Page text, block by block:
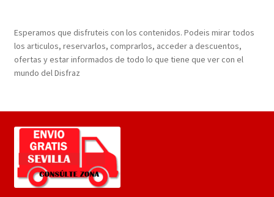
Esperamos que disfruteis con los contenidos. Podeis mirar todos
los articulos, reservarlos, comprarlos, acceder a descuentos,
ofertas y estar informados de todo lo que tiene que ver con el
mundo del Disfraz